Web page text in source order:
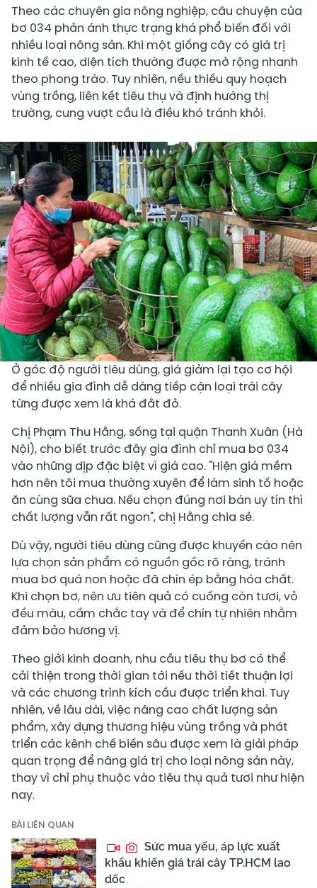
Theo các chuyên gia nông nghiệp, câu chuyện của
bơ 034 phản ánh thực trạng khá phổ biến đối với
nhiều loại nông sản. Khi một giống cây có giá trị
kinh tế cao, diện tích thường được mở rộng nhanh
theo phong trào. Tuy nhiên, nếu thiếu quy hoạch
vùng trồng, liên kết tiêu thụ và định hướng thị
trường, cung vượt cầu là điều khó tránh khỏi.
Ở góc độ người tiêu dùng, giá giảm lại tạo cơ hội
để nhiều gia đình dễ dàng tiếp cận loại trái cây
từng được xem là khá đắt đỏ.
Chị Phạm Thu Hằng, sống tại quận Thanh Xuân (Hà
Nội), cho biết trước đây gia đình chỉ mua bơ 034
vào những dịp đặc biệt vì giá cao. "Hiện giá mềm
hơn nên tôi mua thường xuyên để làm sinh tố hoặc
ăn cùng sữa chua. Nếu chọn đúng nơi bán uy tín thì
chất lượng vẫn rất ngon", chị Hằng chia sẻ.
Dù vậy, người tiêu dùng cũng được khuyến cáo nên
lựa chọn sản phẩm có nguồn gốc rõ ràng, tránh
mua bơ quá non hoặc đã chín ép bằng hóa chất.
Khi chọn bơ, nên ưu tiên quả có cuống còn tươi, vỏ
đều màu, cầm chắc tay và để chín tự nhiên nhằm
đảm bảo hương vị.
Theo giới kinh doanh, nhu cầu tiêu thụ bơ có thể
cải thiện trong thời gian tới nếu thời tiết thuận lợi
và các chương trình kích cầu được triển khai. Tuy
nhiên, về lâu dài, việc nâng cao chất lượng sản
phẩm, xây dựng thương hiệu vùng trồng và phát
triển các kênh chế biến sâu được xem là giải pháp
quan trọng để nâng giá trị cho loại nông sản này,
thay vì chỉ phụ thuộc vào tiêu thụ quả tươi như hiện
nay.
BÀI LIÊN QUAN
Sức mua yếu, áp lực xuất
khẩu khiến giá trái cây TP.HCM lao
dốc